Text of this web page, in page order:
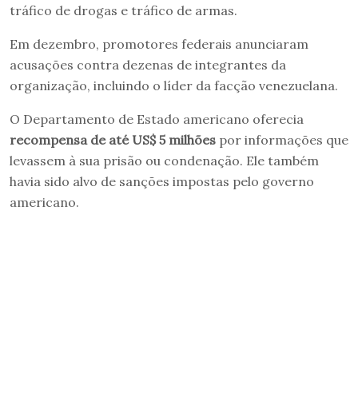
tráfico de drogas e tráfico de armas.
Em dezembro, promotores federais anunciaram
acusações contra dezenas de integrantes da
organização, incluindo o líder da facção venezuelana.
O Departamento de Estado americano oferecia
recompensa de até US$ 5 milhões por informações que
levassem à sua prisão ou condenação. Ele também
havia sido alvo de sanções impostas pelo governo
americano.